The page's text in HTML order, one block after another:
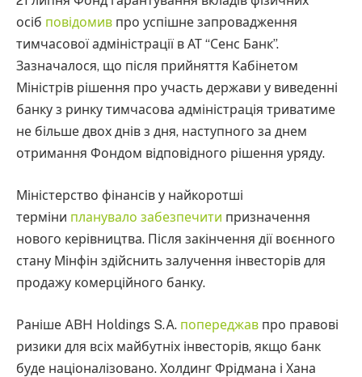
осіб повідомив про успішне запровадження
тимчасової адміністрації в АТ “Сенс Банк”.
Зазначалося, що після прийняття Кабінетом
Міністрів рішення про участь держави у виведенні
банку з ринку тимчасова адміністрація триватиме
не більше двох днів з дня, наступного за днем
отримання Фондом відповідного рішення уряду.
Міністерство фінансів у найкоротші
терміни планувало забезпечити призначення
нового керівництва. Після закінчення дії воєнного
стану Мінфін здійснить залучення інвесторів для
продажу комерційного банку.
Раніше ABH Holdings S.A. попереджав про правові
ризики для всіх майбутніх інвесторів, якщо банк
буде націоналізовано. Холдинг Фрідмана і Хана